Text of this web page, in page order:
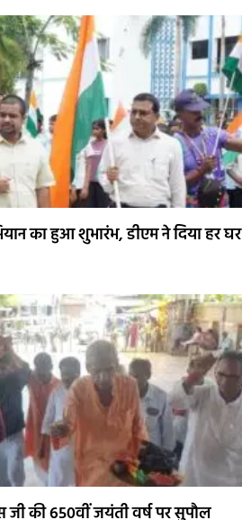
का हुआ शुभारंभ, डीएम ने दिया हर घर
जी की 650वीं जयंती वर्ष पर सुपौल